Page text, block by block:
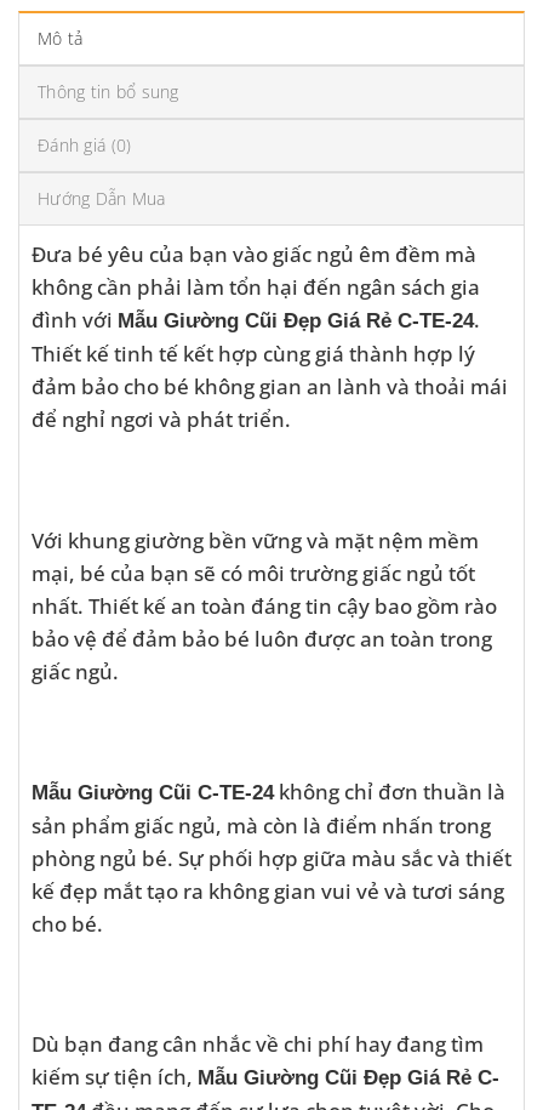
Mô tả
Thông tin bổ sung
Đánh giá (0)
Hướng Dẫn Mua
Đưa bé yêu của bạn vào giấc ngủ êm đềm mà
không cần phải làm tổn hại đến ngân sách gia
đình với Mẫu Giường Cũi Đẹp Giá Rẻ C-TE-24.
Thiết kế tinh tế kết hợp cùng giá thành hợp lý
đảm bảo cho bé không gian an lành và thoải mái
để nghỉ ngơi và phát triển.
Với khung giường bền vững và mặt nệm mềm
mại, bé của bạn sẽ có môi trường giấc ngủ tốt
nhất. Thiết kế an toàn đáng tin cậy bao gồm rào
bảo vệ để đảm bảo bé luôn được an toàn trong
giấc ngủ.
Mẫu Giường Cũi C-TE-24không chỉ đơn thuần là
sản phẩm giấc ngủ, mà còn là điểm nhấn trong
phòng ngủ bé. Sự phối hợp giữa màu sắc và thiết
kế đẹp mắt tạo ra không gian vui vẻ và tươi sáng
cho bé.
Dù bạn đang cân nhắc về chi phí hay đang tìm
kiếm sự tiện ích, Mẫu Giường Cũi Đẹp Giá Rẻ C-